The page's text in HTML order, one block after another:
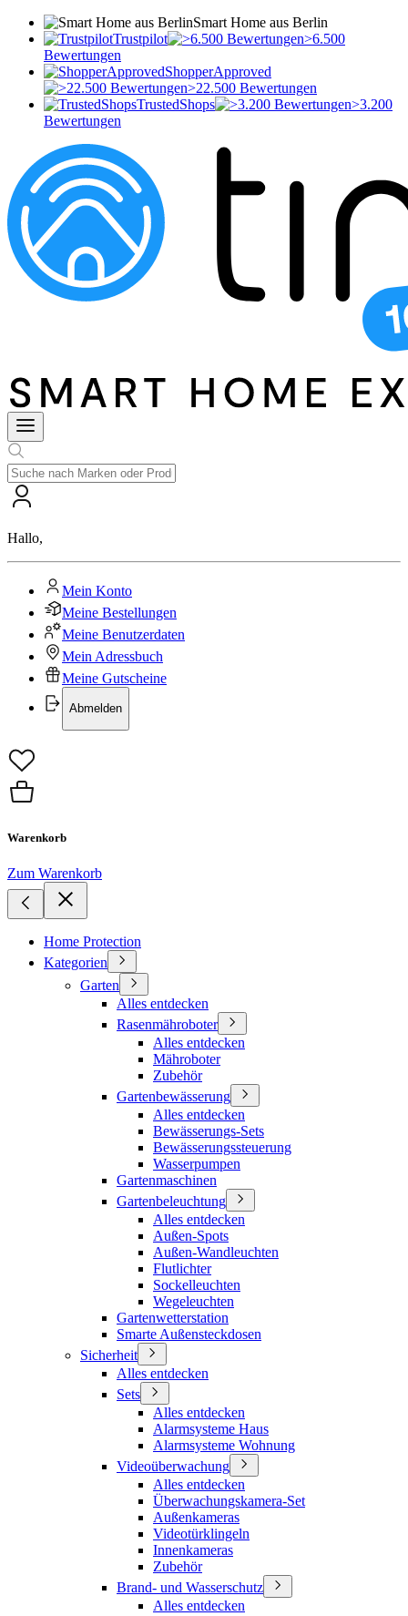
Smart Home aus Berlin
Trustpilot
>6.500
Bewertungen
ShopperApproved
>22.500 Bewertungen
TrustedShops
>3.200
Bewertungen
Hallo,
Mein Konto
Meine Bestellungen
Meine Benutzerdaten
Mein Adressbuch
Meine Gutscheine
Abmelden
Warenkorb
Zum Warenkorb
Home Protection
Kategorien
Garten
Alles entdecken
Rasenmähroboter
Alles entdecken
Mähroboter
Zubehör
Gartenbewässerung
Alles entdecken
Bewässerungs-Sets
Bewässerungssteuerung
Wasserpumpen
Gartenmaschinen
Gartenbeleuchtung
Alles entdecken
Außen-Spots
Außen-Wandleuchten
Flutlichter
Sockelleuchten
Wegeleuchten
Gartenwetterstation
Smarte Außensteckdosen
Sicherheit
Alles entdecken
Sets
Alles entdecken
Alarmsysteme Haus
Alarmsysteme Wohnung
Videoüberwachung
Alles entdecken
Überwachungskamera-Set
Außenkameras
Videotürklingeln
Innenkameras
Zubehör
Brand- und Wasserschutz
Alles entdecken